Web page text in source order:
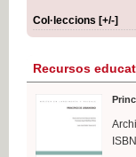
Col·leccions [+/-]
Recursos